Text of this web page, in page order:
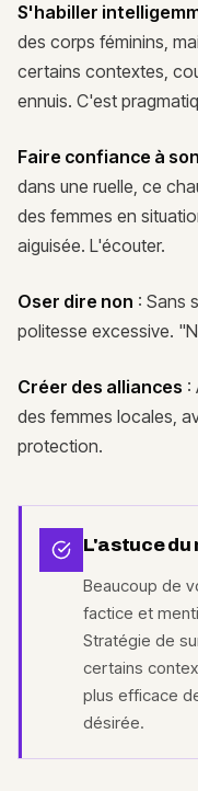
S'habiller
des corps féminins,
certains contextes,
ennuis. C'est
Faire confiance à
dans une ruelle, ce
des femmes en
aiguisée. L'écouter.
Oser dire non : Sans
politesse excessive.
Créer des alliances :
des femmes locales,
protection.
L'astuce du
Beaucoup de
factice et
Stratégie de
certains
plus efficace
désirée.